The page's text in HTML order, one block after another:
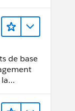
de base